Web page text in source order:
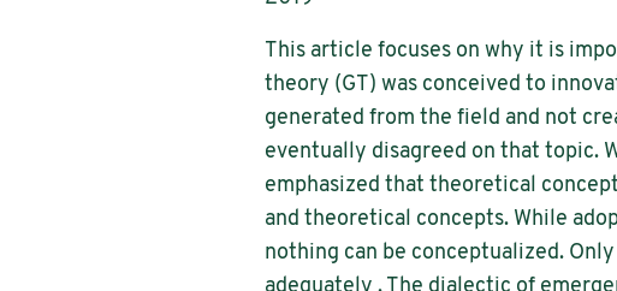
This article focuses on why it is
theory (GT) was conceived to
generated from the field and not
eventually disagreed on that topic.
emphasized that theoretical
and theoretical concepts. While
nothing can be conceptualized.
adequately . The dialectic of